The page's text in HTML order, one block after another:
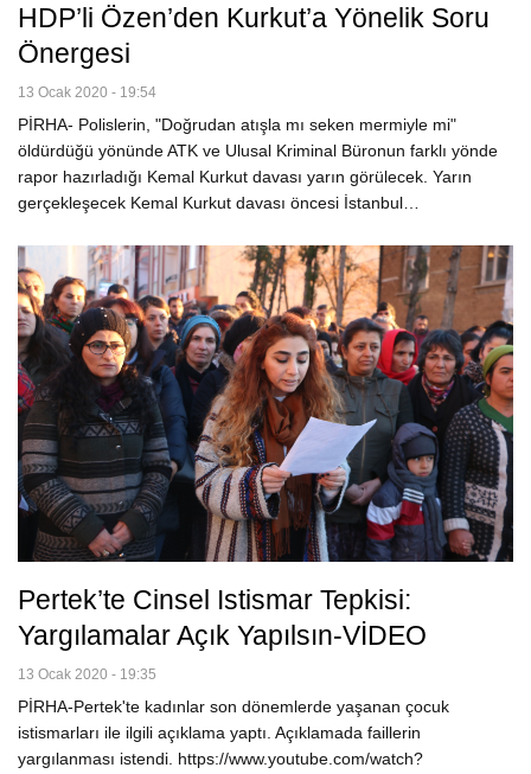
HDP’li Özen’den Kurkut’a Yönelik Soru
Önergesi
13 Ocak 2020 - 19:54
PİRHA- Polislerin, "Doğrudan atışla mı seken mermiyle mi"
öldürdüğü yönünde ATK ve Ulusal Kriminal Büronun farklı yönde
rapor hazırladığı Kemal Kurkut davası yarın görülecek. Yarın
gerçekleşecek Kemal Kurkut davası öncesi İstanbul…
Pertek’te Cinsel Istismar Tepkisi:
Yargılamalar Açık Yapılsın-VİDEO
13 Ocak 2020 - 19:35
PİRHA-Pertek'te kadınlar son dönemlerde yaşanan çocuk
istismarları ile ilgili açıklama yaptı. Açıklamada faillerin
yargılanması istendi. https://www.youtube.com/watch?